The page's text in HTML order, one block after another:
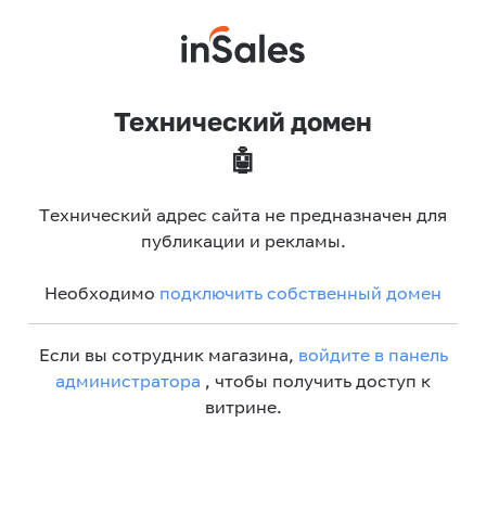
Технический домен
🤖
Технический адрес сайта не предназначен для
публикации и рекламы.
Необходимо подключить собственный домен
Если вы сотрудник магазина, войдите в панель
администратора , чтобы получить доступ к
витрине.